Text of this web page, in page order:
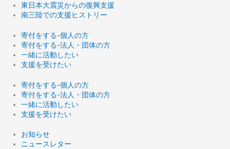
東日本大震災からの復興支援
南三陸での支援ヒストリー
寄付をする-個人の方
寄付をする-法人・団体の方
一緒に活動したい
支援を受けたい
寄付をする-個人の方
寄付をする-法人・団体の方
一緒に活動したい
支援を受けたい
お知らせ
ニュースレター